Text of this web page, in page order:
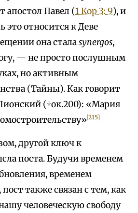
апостол Павел (1 Кор 3: 9), и
это относится к Деве
она сталаsynergos,
— не просто послушным
но активным
(Тайны). Как говорит
(†ок.200): «Мария
[215]
другой ключ к
поста. Будучи временем
временем
также связан с тем, как
человеческую свободу